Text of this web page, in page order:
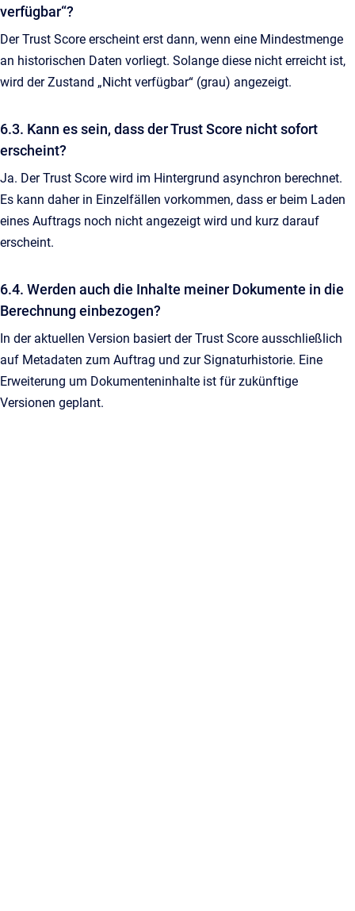
verfügbar“?
Der Trust Score erscheint erst dann, wenn eine Mindestmenge
an historischen Daten vorliegt. Solange diese nicht erreicht ist,
wird der Zustand „Nicht verfügbar“ (grau) angezeigt.
6.3. Kann es sein, dass der Trust Score nicht sofort
erscheint?
Ja. Der Trust Score wird im Hintergrund asynchron berechnet.
Es kann daher in Einzelfällen vorkommen, dass er beim Laden
eines Auftrags noch nicht angezeigt wird und kurz darauf
erscheint.
6.4. Werden auch die Inhalte meiner Dokumente in die
Berechnung einbezogen?
In der aktuellen Version basiert der Trust Score ausschließlich
auf Metadaten zum Auftrag und zur Signaturhistorie. Eine
Erweiterung um Dokumenteninhalte ist für zukünftige
Versionen geplant.